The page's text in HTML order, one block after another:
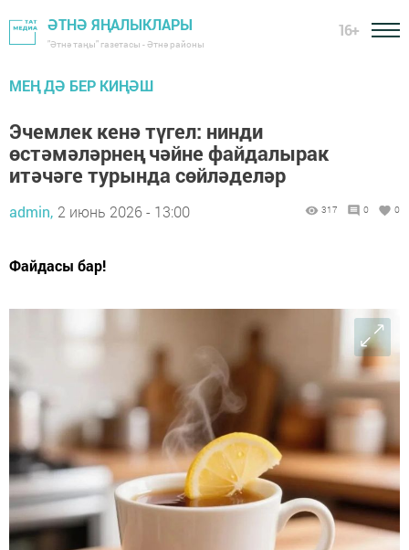
ӘТНӘ ЯҢАЛЫКЛАРЫ
"Әтнә таңы" газетасы - Әтнә районы
16+
МЕҢ ДӘ БЕР КИҢӘШ
Эчемлек кенә түгел: нинди
өстәмәләрнең чәйне файдалырак
итәчәге турында сөйләделәр
admin, 2 июнь 2026 - 13:00 317 0 0
Файдасы бар!